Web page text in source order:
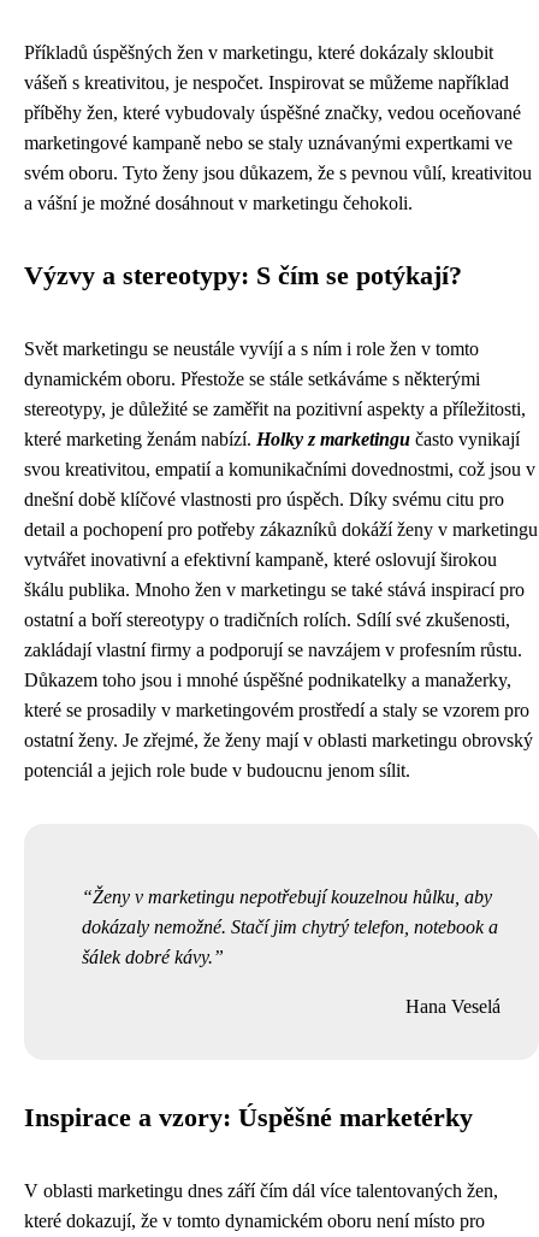
Příkladů úspěšných žen v marketingu, které dokázaly skloubit
vášeň s kreativitou, je nespočet. Inspirovat se můžeme například
příběhy žen, které vybudovaly úspěšné značky, vedou oceňované
marketingové kampaně nebo se staly uznávanými expertkami ve
svém oboru. Tyto ženy jsou důkazem, že s pevnou vůlí, kreativitou
a vášní je možné dosáhnout v marketingu čehokoli.
Výzvy a stereotypy: S čím se potýkají?
Svět marketingu se neustále vyvíjí a s ním i role žen v tomto
dynamickém oboru. Přestože se stále setkáváme s některými
stereotypy, je důležité se zaměřit na pozitivní aspekty a příležitosti,
které marketing ženám nabízí. Holky z marketingu často vynikají
svou kreativitou, empatií a komunikačními dovednostmi, což jsou v
dnešní době klíčové vlastnosti pro úspěch. Díky svému citu pro
detail a pochopení pro potřeby zákazníků dokáží ženy v marketingu
vytvářet inovativní a efektivní kampaně, které oslovují širokou
škálu publika. Mnoho žen v marketingu se také stává inspirací pro
ostatní a boří stereotypy o tradičních rolích. Sdílí své zkušenosti,
zakládají vlastní firmy a podporují se navzájem v profesním růstu.
Důkazem toho jsou i mnohé úspěšné podnikatelky a manažerky,
které se prosadily v marketingovém prostředí a staly se vzorem pro
ostatní ženy. Je zřejmé, že ženy mají v oblasti marketingu obrovský
potenciál a jejich role bude v budoucnu jenom sílit.
Ženy v marketingu nepotřebují kouzelnou hůlku, aby
dokázaly nemožné. Stačí jim chytrý telefon, notebook a
šálek dobré kávy.
Hana Veselá
Inspirace a vzory: Úspěšné marketérky
V oblasti marketingu dnes září čím dál více talentovaných žen,
které dokazují, že v tomto dynamickém oboru není místo pro